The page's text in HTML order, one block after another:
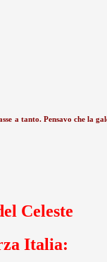
tanto. Pensavo che la
Celeste
Italia: